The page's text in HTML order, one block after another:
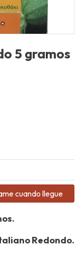
5 gramos
cuando llegue
Redondo.